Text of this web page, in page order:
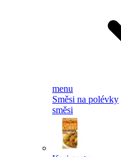
menu
Směsi na polévky
směsi